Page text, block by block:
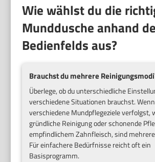
Wie wählst du die
Munddusche anhand
Bedienfelds aus?
Brauchst du mehrere
Überlege, ob du unterschiedliche
verschiedene Situationen brauchst.
verschiedene Mundpflegeziele verfolgst,
gründliche Reinigung oder schonende
empfindlichem Zahnfleisch, sind
Für einfachere Bedürfnisse reicht oft ein
Basisprogramm.